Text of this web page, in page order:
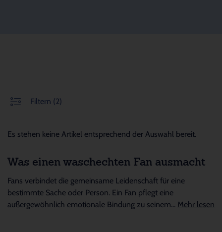
Filtern (2)
Es stehen keine Artikel entsprechend der Auswahl bereit.
Was einen waschechten Fan ausmacht
Fans verbindet die gemeinsame Leidenschaft für eine
bestimmte Sache oder Person. Ein Fan pflegt eine
außergewöhnlich emotionale Bindung zu seinem... Mehr lesen